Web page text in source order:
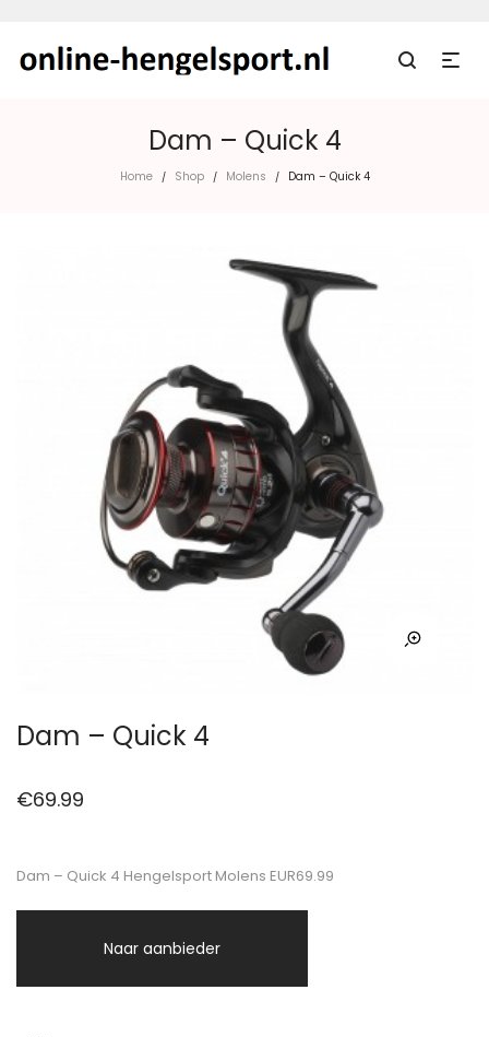
Dam – Quick 4
Home / Shop / Molens / Dam – Quick 4
Dam – Quick 4
€69.99
Dam – Quick 4 Hengelsport Molens EUR69.99
Naar aanbieder